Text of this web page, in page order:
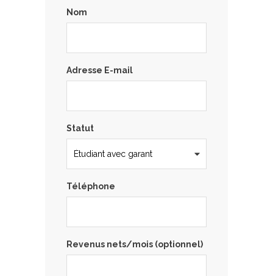
Nom
Adresse E-mail
Statut
Téléphone
Revenus nets/mois (optionnel)